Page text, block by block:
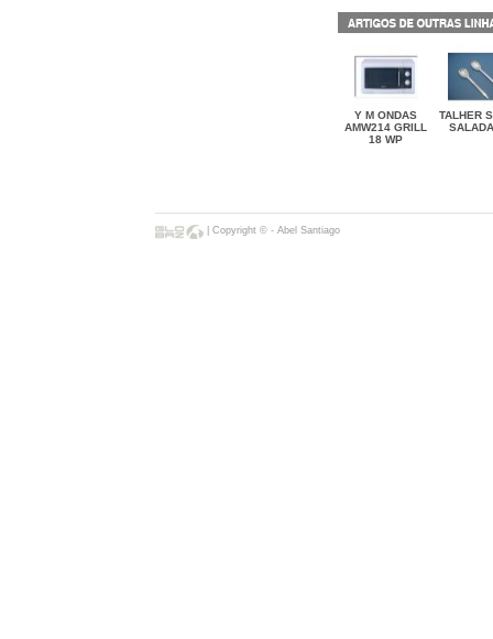
Y M ONDAS
AMW214 GRILL
18 WP
TALHER
| Copyright © - Abel Santiago